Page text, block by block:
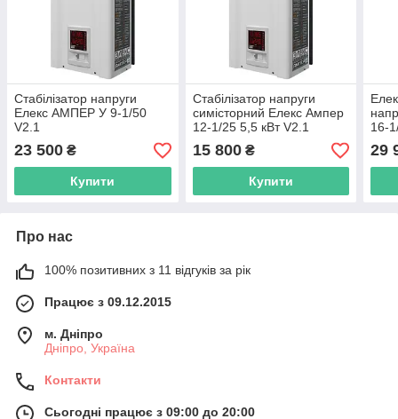
Стабілізатор напруги
Елекс АМПЕР У 9-1/50
V2.1
23 500 ₴
Купити
Стабілізатор напруги
симісторний Елекс Ампер
12-1/25 5,5 кВт V2.1
15 800₴
Купити
16-
29
Про нас
100% позитивних з 11 відгуків за рік
Працює з 09.12.2015
м. Дніпро
Дніпро, Україна
Контакти
Сьогодні працює з 09:00 до 20:00